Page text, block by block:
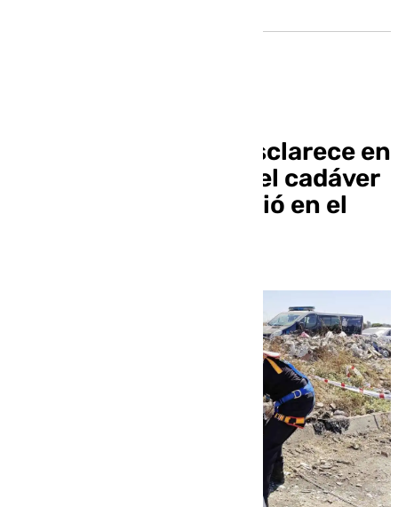
La Policía Nacional esclarece en
Sevilla el homicidio del cadáver
calcinado que apareció en el